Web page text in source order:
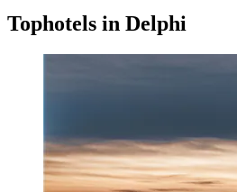
Tophotels in Delphi